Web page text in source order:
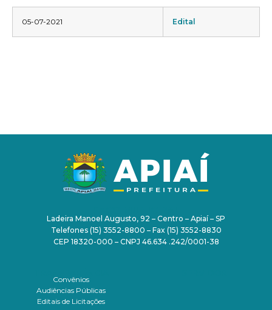
05-07-2021 Edital
Ladeira Manoel Augusto, 92 – Centro – Apiaí – SP
Telefones (15) 3552-8800 – Fax (15) 3552-8830
CEP 18320-000 – CNPJ 46.634 .242/0001-38
Convênios
Audiências Públicas
Editais de Licitações